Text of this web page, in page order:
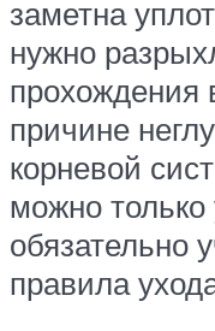
заметна
нужно
прохождения
причине
корневой
можно только
обязательно
правила